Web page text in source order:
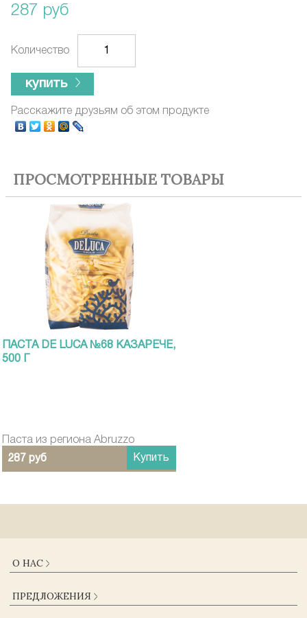
287 руб
Количество
купить
Расскажите друзьям об этом продукте
ПРОСМОТРЕННЫЕ ТОВАРЫ
ПАСТА DE LUCA №68 КАЗАРЕЧЕ,
500 Г
Паста из региона Abruzzo
287 руб
Купить
О НАС
ДОСТАВКА И ОПЛАТА
ПРЕДЛОЖЕНИЯ